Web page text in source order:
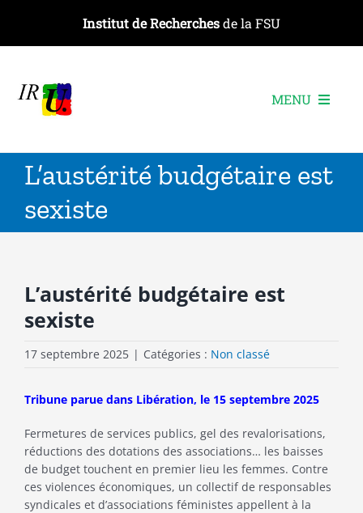
contenu
Institut de Recherchesde la FSU
MENU
Les recherches
Les publications
L’austérité budgétaire est
sexiste
L’austérité budgétaire est
sexiste
17 septembre 2025 | Catégories : Non classé
Tribune parue dans Libération, le 15 septembre 2025
Fermetures de services publics, gel des revalorisations,
réductions des dotations des associations… les baisses
de budget touchent en premier lieu les femmes. Contre
ces violences économiques, un collectif de responsables
syndicales et d’associations féministes appellent à la